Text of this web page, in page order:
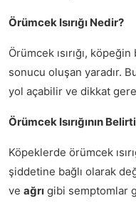
Örümcek Isırığı Nedir?
Örümcek ısırığı,
sonucu oluşan yaradır.
yol açabilir ve dikkat
Örümcek Isırığının
Köpeklerde örümcek
şiddetine bağlı olarak
ve ağrı gibi semptomlar